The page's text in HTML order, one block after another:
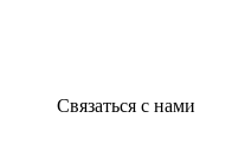
Связаться с нами